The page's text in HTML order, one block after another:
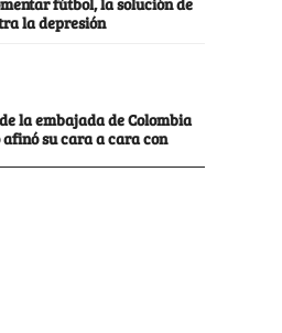
la depresión
la embajada de Colombia
su cara a cara con